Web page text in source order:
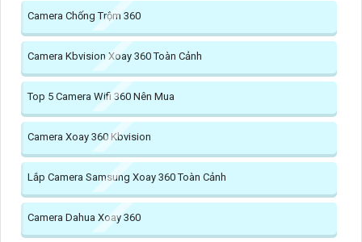
Camera Chống Trộm 360
Camera Kbvision Xoay 360 Toàn Cảnh
Top 5 Camera Wifi 360 Nên Mua
Camera Xoay 360 Kbvision
Lắp Camera Samsung Xoay 360 Toàn Cảnh
Camera Dahua Xoay 360